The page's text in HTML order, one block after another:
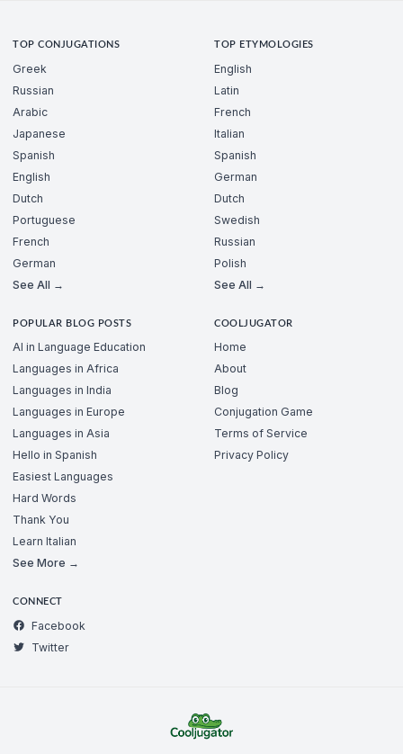
TOP CONJUGATIONS
Greek
Russian
Arabic
Japanese
Spanish
English
Dutch
Portuguese
French
German
See All →
TOP ETYMOLOGIES
English
Latin
French
Italian
Spanish
German
Dutch
Swedish
Russian
Polish
See All →
POPULAR BLOG POSTS
AI in Language Education
Languages in Africa
Languages in India
Languages in Europe
Languages in Asia
Hello in Spanish
Easiest Languages
Hard Words
Thank You
Learn Italian
See More →
COOLJUGATOR
Home
About
Blog
Conjugation Game
Terms of Service
Privacy Policy
CONNECT
Facebook
Twitter